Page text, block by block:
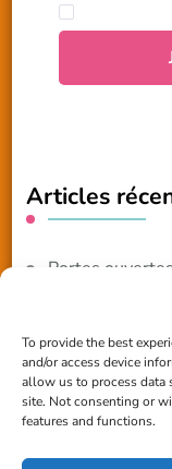
To provide the best
and/or access device
allow us to process data
site. Not consenting or
features and functions.
Articles
Portes
Reportage TV
Construction